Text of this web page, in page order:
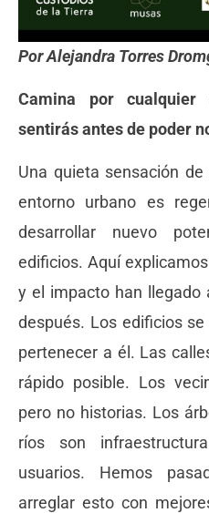
Por Alejandra Torres
Camina por
sentirás antes de poder
Una quieta sensación
entorno urbano es
desarrollar nuevo
edificios. Aquí
y el impacto han llegado
después. Los edificios
pertenecer a él. Las
rápido posible. Los
pero no historias. Los
ríos son
usuarios. Hemos
arreglar esto con